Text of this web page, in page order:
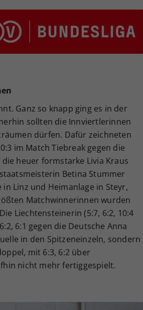
Ganz so knapp ging es in der
sollten die Innviertlerinnen
dürfen. Dafür zeichneten
im Match Tiebreak gegen die
heuer formstarke Livia Kraus
Betina Stummer
Linz und Heimanlage in Steyr,
Matchwinnerinnen wurden
Liechtensteinerin (5:7, 6:2, 10:4
6:1 gegen die Deutsche Anna
in den Spitzeneinzeln, sondern
mit 6:3, 6:2 über
nicht mehr fertiggespielt.